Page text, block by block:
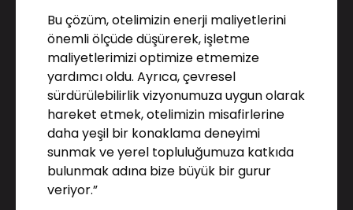
Bu çözüm, otelimizin enerji maliyetlerini
önemli ölçüde düşürerek, işletme
maliyetlerimizi optimize etmemize
yardımcı oldu. Ayrıca, çevresel
sürdürülebilirlik vizyonumuza uygun olarak
hareket etmek, otelimizin misafirlerine
daha yeşil bir konaklama deneyimi
sunmak ve yerel topluluğumuza katkıda
bulunmak adına bize büyük bir gurur
veriyor.”